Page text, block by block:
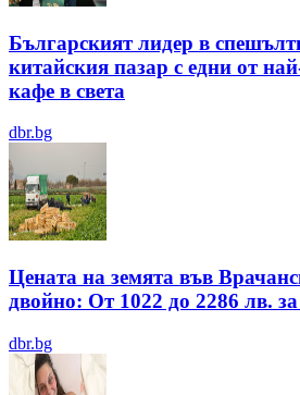
Българският лидер в
китайския пазар с едни от
кафе в света
dbr.bg
Цената на земята във
двойно: От 1022 до 2286 лв.
dbr.bg